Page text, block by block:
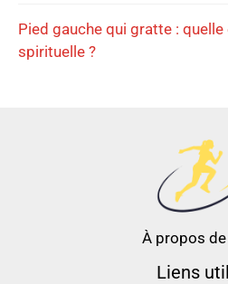
Pied gauche qui gratte :
spirituelle ?
À propos
Liens